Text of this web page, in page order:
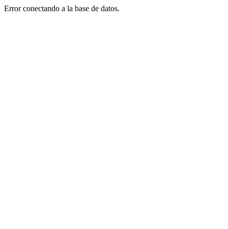
Error conectando a la base de datos.